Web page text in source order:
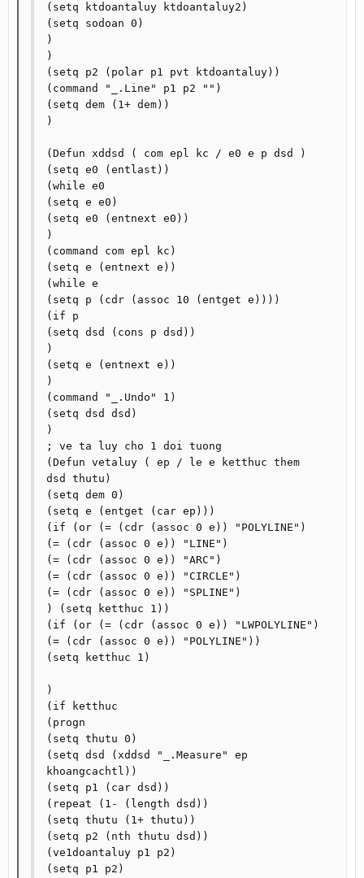
(setq ktdoantaluy ktdoantaluy2)
(setq sodoan 0)
)
)
(setq p2 (polar p1 pvt ktdoantaluy))
(command "_.Line" p1 p2 "")
(setq dem (1+ dem))
)
(Defun xddsd ( com epl kc / e0 e p dsd )
(setq e0 (entlast))
(while e0
(setq e e0)
(setq e0 (entnext e0))
)
(command com epl kc)
(setq e (entnext e))
(while e
(setq p (cdr (assoc 10 (entget e))))
(if p
(setq dsd (cons p dsd))
)
(setq e (entnext e))
)
(command "_.Undo" 1)
(setq dsd dsd)
)
; ve ta luy cho 1 doi tuong
(Defun vetaluy ( ep / le e ketthuc them
dsd thutu)
(setq dem 0)
(setq e (entget (car ep)))
(if (or (= (cdr (assoc 0 e)) "POLYLINE")
(= (cdr (assoc 0 e)) "LINE")
(= (cdr (assoc 0 e)) "ARC")
(= (cdr (assoc 0 e)) "CIRCLE")
(= (cdr (assoc 0 e)) "SPLINE")
) (setq ketthuc 1))
(if (or (= (cdr (assoc 0 e)) "LWPOLYLINE")
(= (cdr (assoc 0 e)) "POLYLINE"))
(setq ketthuc 1)
)
(if ketthuc
(progn
(setq thutu 0)
(setq dsd (xddsd "_.Measure" ep
khoangcachtl))
(setq p1 (car dsd))
(repeat (1- (length dsd))
(setq thutu (1+ thutu))
(setq p2 (nth thutu dsd))
(ve1doantaluy p1 p2)
(setq p1 p2)